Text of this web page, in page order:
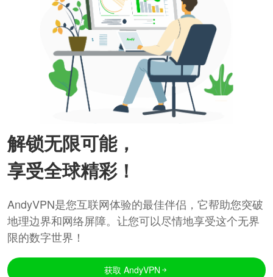
解锁无限可能，
享受全球精彩！
AndyVPN是您互联网体验的最佳伴侣，它帮助您突破
地理边界和网络屏障。让您可以尽情地享受这个无界
限的数字世界！
获取 AndyVPN